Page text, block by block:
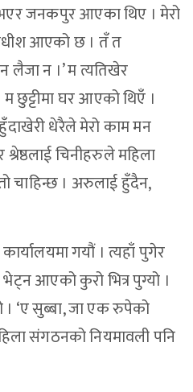
भएर जनकपुर आएका थिए । मेरो
आएको छ । तँ त
न ।’ म त्यतिखेर
म छुट्टीमा घर आएको थिएँ ।
धेरैले मेरो काम मन
चिनीहरुले महिला
चाहिन्छ । अरुलाई हुँदैन,
गयौं । त्यहाँ पुगेर
आएको कुरो भित्र पुग्यो ।
। ‘ए सुब्बा, जा एक रुपेको
संगठनको नियमावली पनि